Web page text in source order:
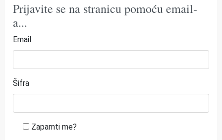
Prijavite se na stranicu pomoću email-
a...
Email
Šifra
Zapamti me?